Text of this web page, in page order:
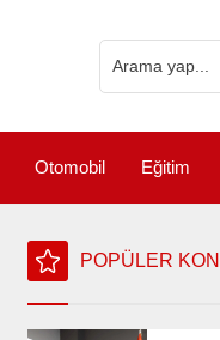
Otomobil Eğitim
POPÜLER